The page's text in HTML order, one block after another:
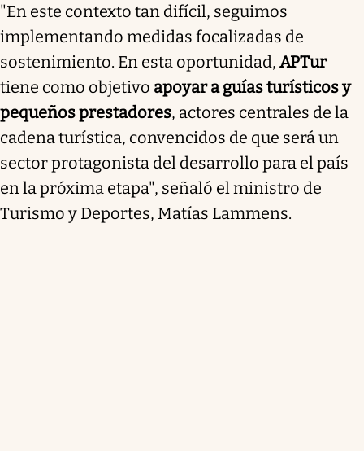
"En este contexto tan difícil, seguimos
implementando medidas focalizadas de
sostenimiento. En esta oportunidad, APTur
tiene como objetivo apoyar a guías turísticos y
pequeños prestadores, actores centrales de la
cadena turística, convencidos de que será un
sector protagonista del desarrollo para el país
en la próxima etapa", señaló el ministro de
Turismo y Deportes, Matías Lammens.